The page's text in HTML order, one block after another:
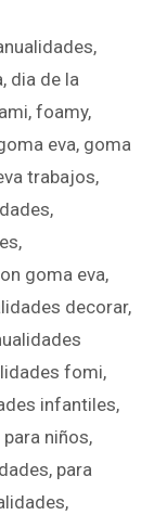
,
, dia de la
, foamy,
eva, goma
trabajos,
,
,
goma eva,
decorar,
fomi,
infantiles,
niños,
, para
,